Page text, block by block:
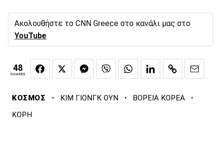
Ακολουθήστε το CNN Greece στο κανάλι μας στο
YouTube
48
SHARES
ΚΟΣΜΟΣ · ΚΙΜ ΓΙΟΝΓΚ ΟΥΝ · ΒΟΡΕΙΑ ΚΟΡΕΑ ·
ΚΟΡΗ